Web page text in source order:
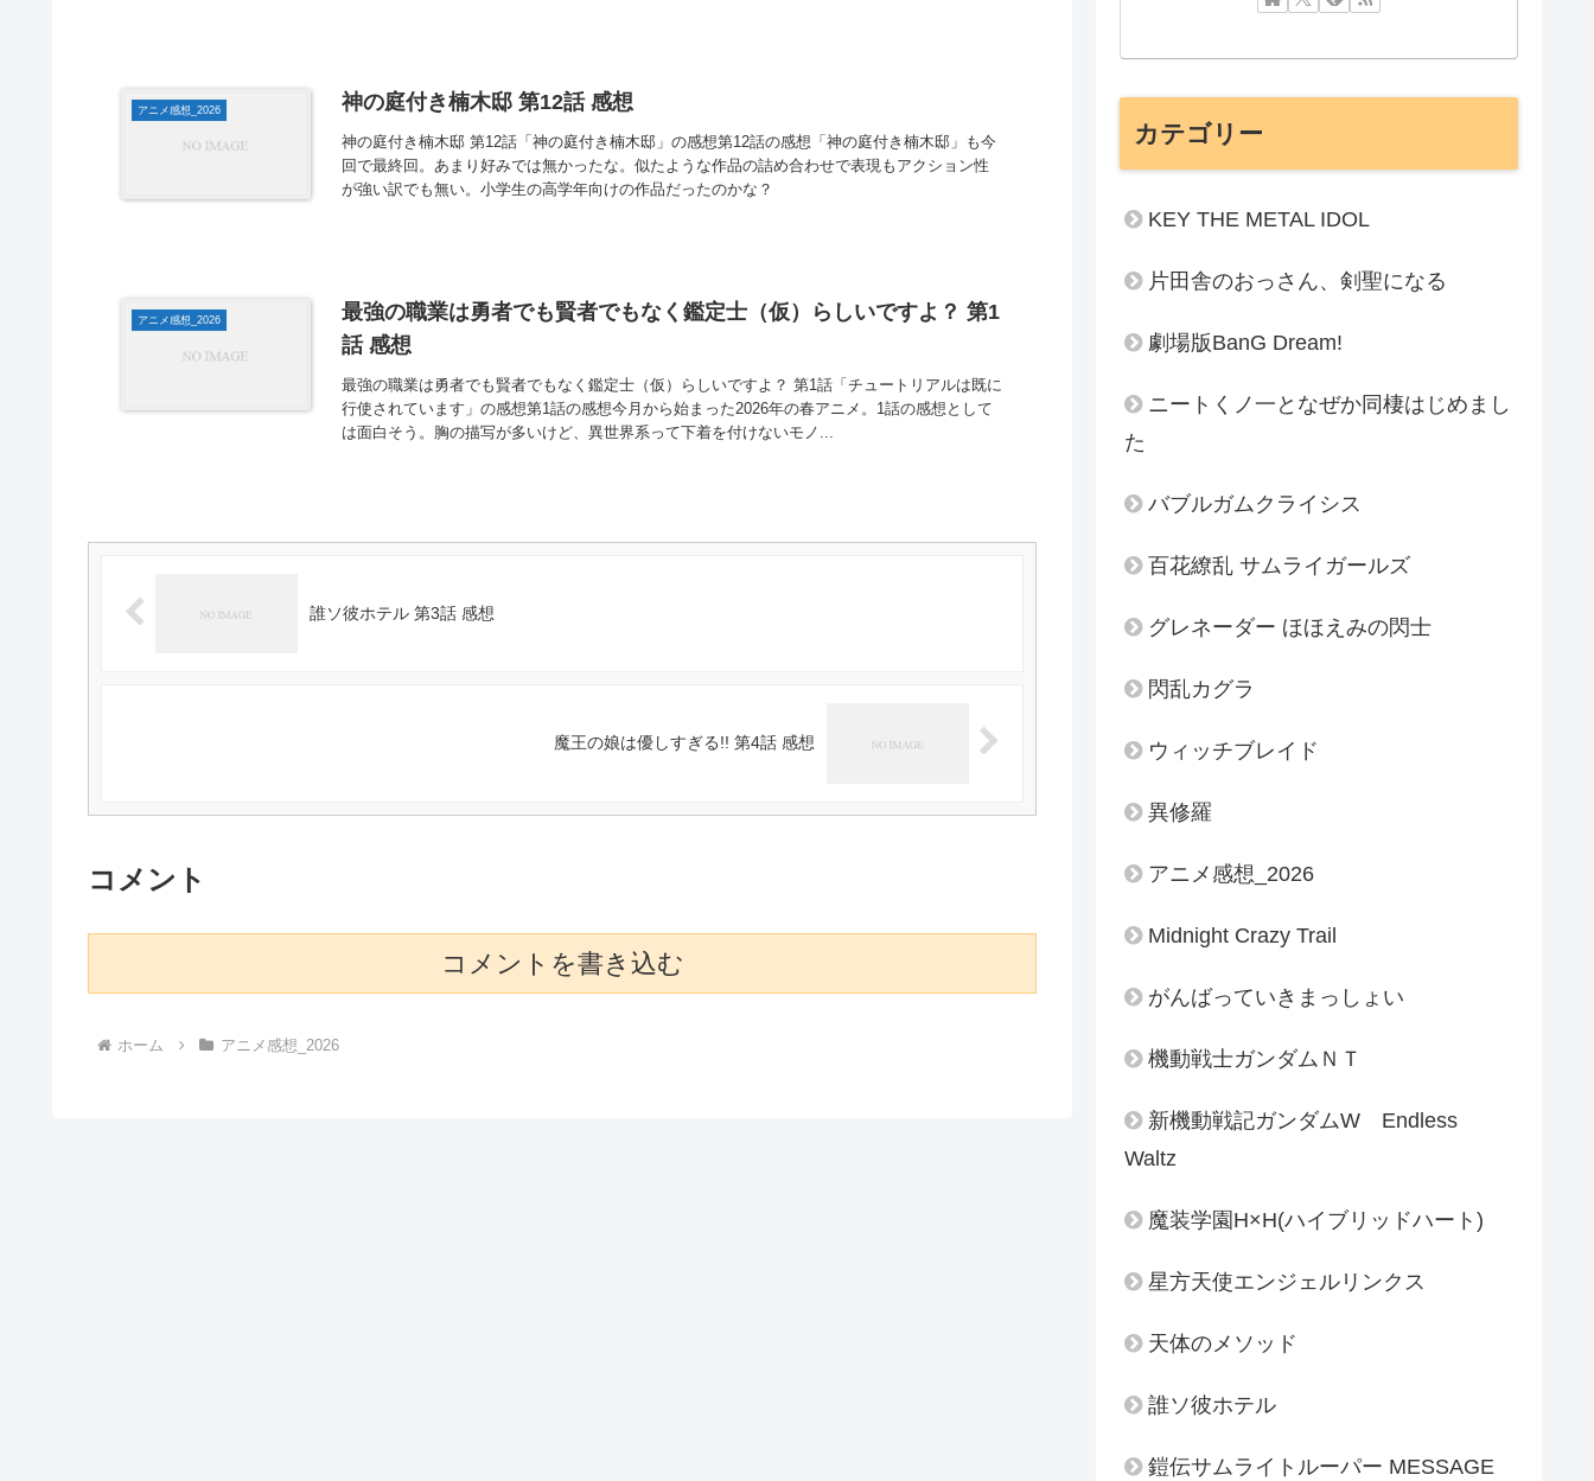
アニメ感想_2026 神の庭付き楠木邸 第12話 感想
神の庭付き楠木邸 第12話「神の庭付き楠木邸」の感想第12話の感想「神の庭付き楠木邸」も今
回で最終回。あまり好みでは無かったな。似たような作品の詰め合わせで表現もアクション性
が強い訳でも無い。小学生の高学年向けの作品だったのかな？
アニメ感想_2026
最強の職業は勇者でも賢者でもなく鑑定士（仮）らしいですよ？ 第1
話 感想
最強の職業は勇者でも賢者でもなく鑑定士（仮）らしいですよ？ 第1話「チュートリアルは既に
行使されています」の感想第1話の感想今月から始まった2026年の春アニメ。1話の感想として
は面白そう。胸の描写が多いけど、異世界系って下着を付けないモノ...
誰ソ彼ホテル 第3話 感想
魔王の娘は優しすぎる!! 第4話 感想
コメント
コメントを書き込む
ホーム アニメ感想_2026
カテゴリー
KEY THE METAL IDOL
片田舎のおっさん、剣聖になる
劇場版BanG Dream!
ニートくノ一となぜか同棲はじめまし
た
バブルガムクライシス
百花繚乱 サムライガールズ
グレネーダー ほほえみの閃士
閃乱カグラ
ウィッチブレイド
異修羅
アニメ感想_2026
Midnight Crazy Trail
がんばっていきまっしょい
機動戦士ガンダムＮＴ
新機動戦記ガンダムW Endless
Waltz
魔装学園H×H(ハイブリッドハート)
星方天使エンジェルリンクス
天体のメソッド
誰ソ彼ホテル
鎧伝サムライトルーパー MESSAGE